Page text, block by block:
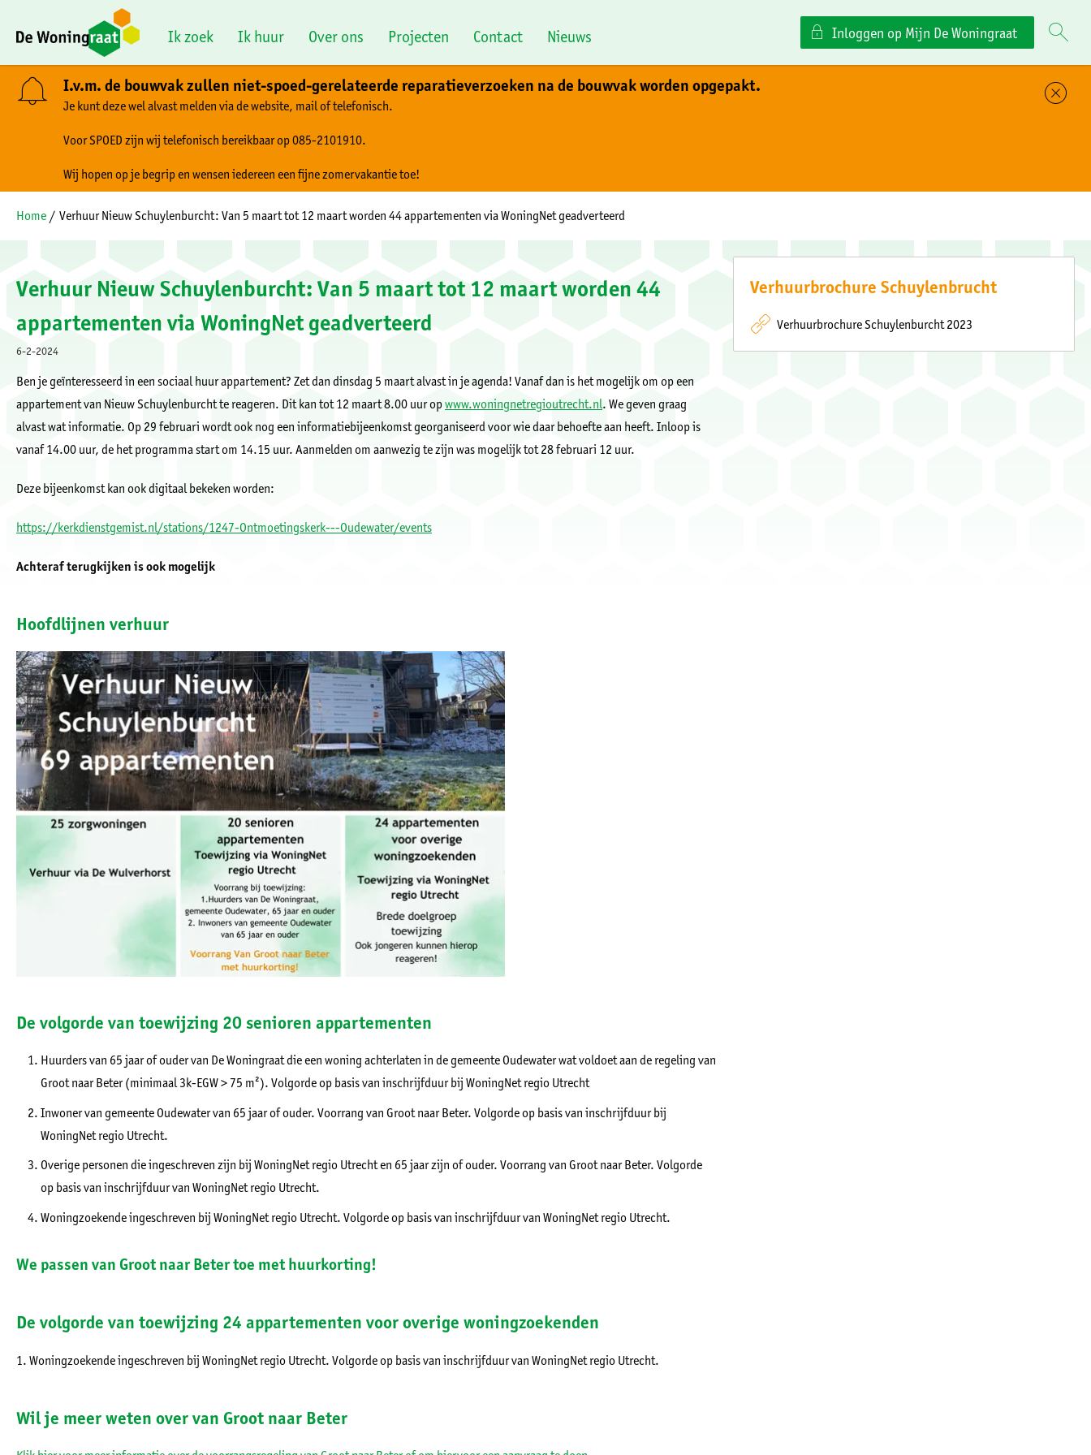
Ik zoek Ik huur Over ons Projecten Contact Nieuws Inloggen op Mijn De Woningraat
I.v.m. de bouwvak zullen niet-spoed-gerelateerde reparatieverzoeken na de bouwvak worden opgepakt.
Je kunt deze wel alvast melden via de website, mail of telefonisch.
Voor SPOED zijn wij telefonisch bereikbaar op 085-2101910.
Wij hopen op je begrip en wensen iedereen een fijne zomervakantie toe!
Home Verhuur Nieuw Schuylenburcht: Van 5 maart tot 12 maart worden 44 appartementen via WoningNet geadverteerd
Verhuur Nieuw Schuylenburcht: Van 5 maart tot 12 maart worden 44
appartementen via WoningNet geadverteerd
6-2-2024
Ben je geïnteresseerd in een sociaal huur appartement? Zet dan dinsdag 5 maart alvast in je agenda! Vanaf dan is het mogelijk om op een
appartement van Nieuw Schuylenburcht te reageren. Dit kan tot 12 maart 8.00 uur opwww.woningnetregioutrecht.nl. We geven graag
alvast wat informatie. Op 29 februari wordt ook nog een informatiebijeenkomst georganiseerd voor wie daar behoefte aan heeft. Inloop is
vanaf 14.00 uur, de het programma start om 14.15 uur. Aanmelden om aanwezig te zijn was mogelijk tot 28 februari 12 uur.
Deze bijeenkomst kan ook digitaal bekeken worden:
https://kerkdienstgemist.nl/stations/1247-Ontmoetingskerk---Oudewater/events
Achteraf terugkijken is ook mogelijk
Hoofdlijnen verhuur
De volgorde van toewijzing 20 senioren appartementen
Huurders van 65 jaar of ouder van De Woningraat die een woning achterlaten in de gemeente Oudewater wat voldoet aan de regeling van
Groot naar Beter (minimaal 3k-EGW > 75 m²). Volgorde op basis van inschrijfduur bij WoningNet regio Utrecht
Inwoner van gemeente Oudewater van 65 jaar of ouder. Voorrang van Groot naar Beter. Volgorde op basis van inschrijfduur bij
WoningNet regio Utrecht.
Overige personen die ingeschreven zijn bij WoningNet regio Utrecht en 65 jaar zijn of ouder. Voorrang van Groot naar Beter. Volgorde
op basis van inschrijfduur van WoningNet regio Utrecht.
Woningzoekende ingeschreven bij WoningNet regio Utrecht. Volgorde op basis van inschrijfduur van WoningNet regio Utrecht.
We passen van Groot naar Beter toe met huurkorting!
De volgorde van toewijzing 24 appartementen voor overige woningzoekenden
1. Woningzoekende ingeschreven bij WoningNet regio Utrecht. Volgorde op basis van inschrijfduur van WoningNet regio Utrecht.
Wil je meer weten over van Groot naar Beter
Verhuurbrochure Schuylenbrucht
Verhuurbrochure Schuylenburcht 2023